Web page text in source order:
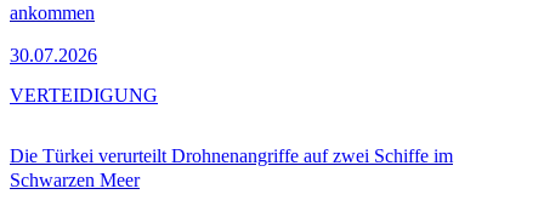
ankommen
30.07.2026
Die Türkei verurteilt Drohnenangriffe auf zwei Schiffe im
Schwarzen Meer
VERTEIDIGUNG